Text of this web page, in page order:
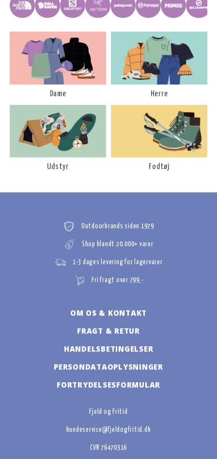
Dame Herre
Udstyr Fodtøj
Outdoorbrands siden 1979
Shop blandt 20.000+ varer
1-3 dages levering for lagervarer
Fri fragt over 799,-
OM OS & KONTAKT
FRAGT & RETUR
HANDELSBETINGELSER
PERSONDATAOPLYSNINGER
FORTRYDELSESFORMULAR
Fjeld og Fritid
kundeservice@fjeldogfritid.dk
CVR 76470316